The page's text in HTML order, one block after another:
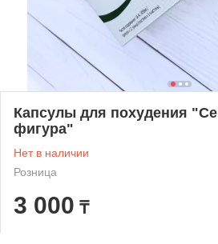
Капсулы для похудения
фигура"
Нет в наличии
Розница
3 000 ₸